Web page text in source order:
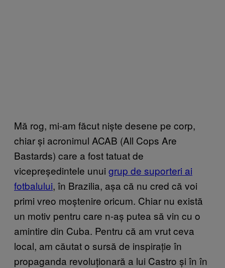
Mă rog, mi-am făcut niște desene pe corp,
chiar și acronimul ACAB (All Cops Are
Bastards) care a fost tatuat de
vicepreședintele unui grup de suporteri ai
fotbalului, în Brazilia, așa că nu cred că voi
primi vreo moștenire oricum. Chiar nu există
un motiv pentru care n-aș putea să vin cu o
amintire din Cuba. Pentru că am vrut ceva
local, am căutat o sursă de inspirație în
propaganda revoluționară a lui Castro și în în